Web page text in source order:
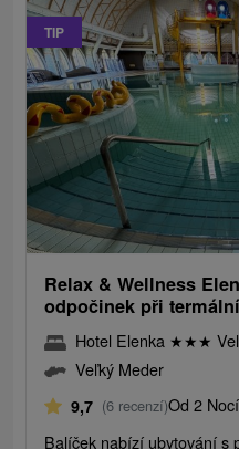
TIP
Relax & Wellness
odpočinek při
Hotel Elenka ★★★
Veľký Meder
9,7 (6 recenzí)Od 2 Nocí
Balíček nabízí ubytování s